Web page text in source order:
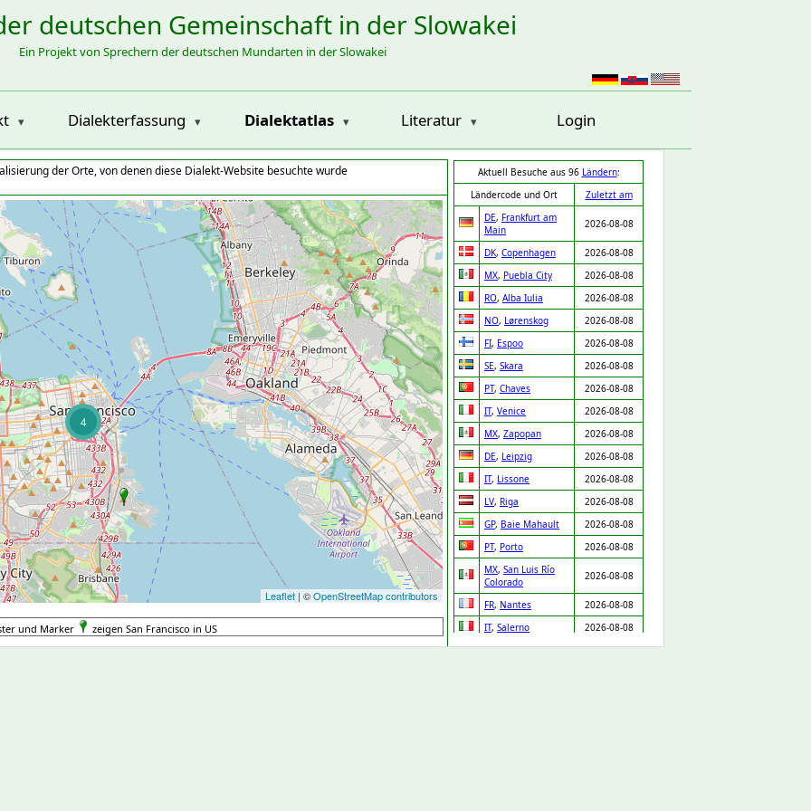
deutschen Gemeinschaft in der Slowakei
Ein Projekt von Sprechern der deutschen Mundarten in der Slowakei
Dialekterfassung Dialektatlas Literatur Login
der Orte, von denen diese Dialekt-Website besuchte wurde
4
Leaflet | ©OpenStreetMap contributors
Aktuell Besuche aus 96 Ländern:
Ländercode und Ort
Zuletzt am
DE, Frankfurt am
Main
2026-08-08
DK, Copenhagen
2026-08-08
MX, Puebla City
2026-08-08
RO, Alba Iulia
2026-08-08
NO, Lørenskog
2026-08-08
FI, Espoo
2026-08-08
SE, Skara
2026-08-08
PT, Chaves
2026-08-08
IT, Venice
2026-08-08
MX, Zapopan
2026-08-08
DE, Leipzig
2026-08-08
IT, Lissone
2026-08-08
LV, Riga
2026-08-08
GP, Baie Mahault
2026-08-08
PT, Porto
2026-08-08
MX, San Luis Río
Colorado
2026-08-08
FR, Nantes
2026-08-08
IT, Salerno
2026-08-08
NL,Ridderkerk
2026-08-08
und Marker zeigen San Francisco in US